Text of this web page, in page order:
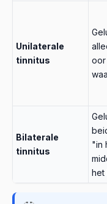
Unilaterale
tinnitus
Bilaterale
tinnitus
"in
het